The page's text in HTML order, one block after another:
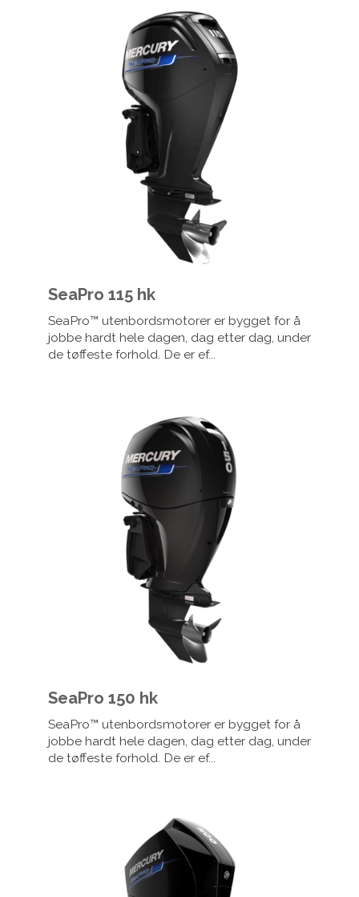
SeaPro 115 hk
SeaPro™ utenbordsmotorer er bygget for å
jobbe hardt hele dagen, dag etter dag, under
de tøffeste forhold. De er ef...
SeaPro 150 hk
SeaPro™ utenbordsmotorer er bygget for å
jobbe hardt hele dagen, dag etter dag, under
de tøffeste forhold. De er ef...